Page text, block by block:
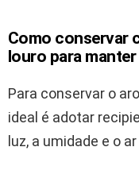
Como conservar
louro para
Para conservar o
ideal é adotar
luz, a umidade e o